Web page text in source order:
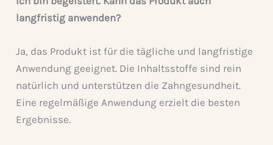
langfristig anwenden?
Ja, das Produkt ist für die tägliche und langfristige
Anwendung geeignet. Die Inhaltsstoffe sind rein
natürlich und unterstützen die Zahngesundheit.
Eine regelmäßige Anwendung erzielt die besten
Ergebnisse.